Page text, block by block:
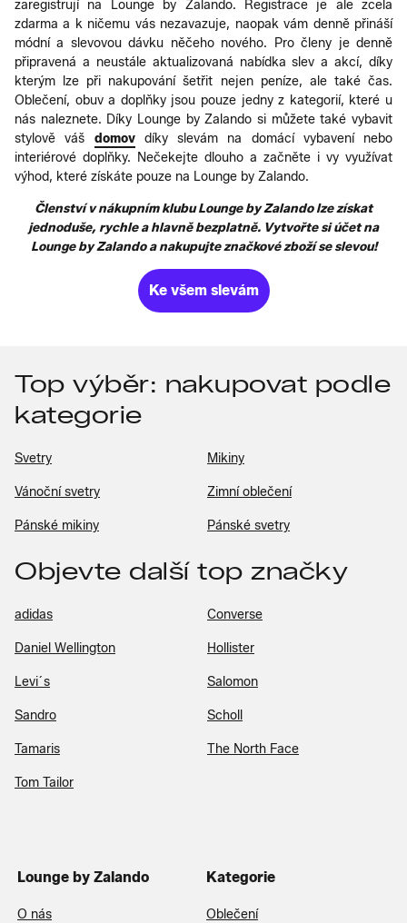
zaregistrují na Lounge by Zalando. Registrace je ale zcela
zdarma a k ničemu vás nezavazuje, naopak vám denně přináší
módní a slevovou dávku něčeho nového. Pro členy je denně
připravená a neustále aktualizovaná nabídka slev a akcí, díky
kterým lze při nakupování šetřit nejen peníze, ale také čas.
Oblečení, obuv a doplňky jsou pouze jedny z kategorií, které u
nás naleznete. Díky Lounge by Zalando si můžete také vybavit
stylově váš domovdíky slevám na domácí vybavení nebo
interiérové doplňky. Nečekejte dlouho a začněte i vy využívat
výhod, které získáte pouze na Lounge by Zalando.
Členství v nákupním klubu Lounge by Zalando lze získat
jednoduše, rychle a hlavně bezplatně. Vytvořte si účet na
Lounge by Zalando a nakupujte značkové zboží se slevou!
Ke všem slevám
Top výběr: nakupovat podle
kategorie
Svetry Mikiny
Vánoční svetry Zimní oblečení
Pánské mikiny Pánské svetry
Objevte další top značky
adidas Converse
Daniel Wellington Hollister
Levi´s Salomon
Sandro Scholl
Tamaris The North Face
Tom Tailor
Lounge by Zalando
O nás
Kategorie
Oblečení